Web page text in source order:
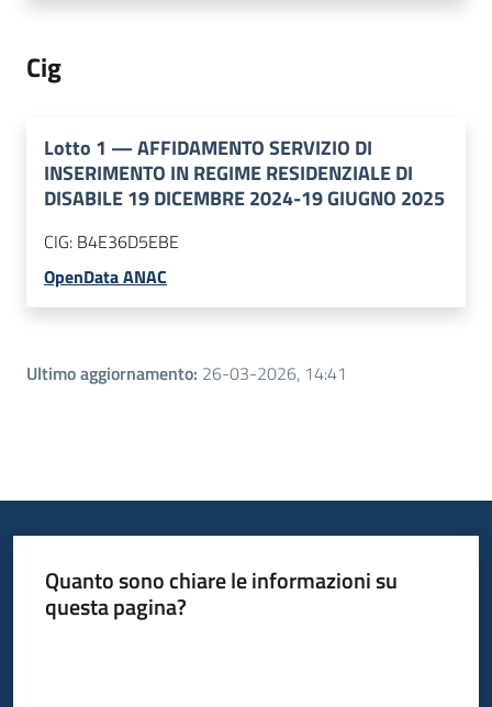
Cig
Lotto 1 —AFFIDAMENTO SERVIZIO DI
INSERIMENTO IN REGIME RESIDENZIALE DI
DISABILE 19 DICEMBRE 2024-19 GIUGNO 2025
CIG: B4E36D5EBE
OpenData ANAC
Ultimo aggiornamento: 26-03-2026, 14:41
Quanto sono chiare le informazioni su
questa pagina?